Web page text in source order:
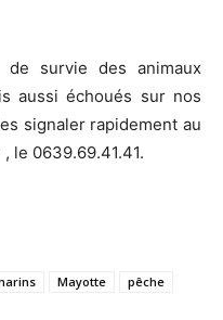
de survie des animaux
aussi échoués sur nos
signaler rapidement au
le 0639.69.41.41.
Mayotte
pêche